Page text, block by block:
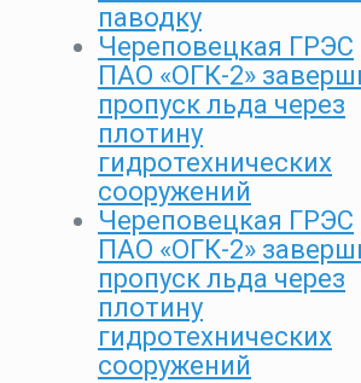
паводку
Череповецкая ГРЭС
ПАО «ОГК-2»
пропуск льда через
плотину
гидротехнических
сооружений
Череповецкая ГРЭС
ПАО «ОГК-2»
пропуск льда через
плотину
гидротехнических
сооружений